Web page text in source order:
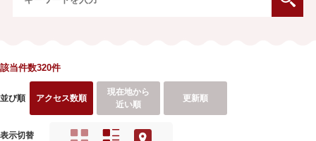
該当件数320件
並び順 アクセス数順
現在地から
近い順
更新順
表示切替